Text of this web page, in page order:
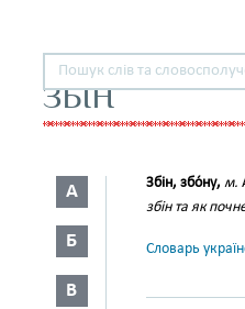
ЗБІН
А
Б
В
Збін, збо́ну, м.
збін та як
Словарь